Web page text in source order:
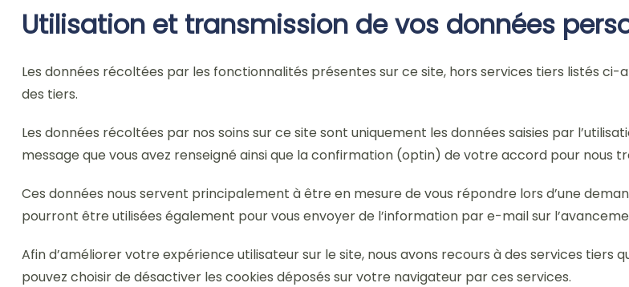
Utilisation et transmission de vos données
Les données récoltées par les fonctionnalités présentes sur ce site, hors services tiers listés
des tiers.
Les données récoltées par nos soins sur ce site sont uniquement les données saisies par
message que vous avez renseigné ainsi que la confirmation (optin) de votre accord pour nous
Ces données nous servent principalement à être en mesure de vous répondre lors d’une
pourront être utilisées également pour vous envoyer de l’information par e-mail sur
Afin d’améliorer votre expérience utilisateur sur le site, nous avons recours à des services
pouvez choisir de désactiver les cookies déposés sur votre navigateur par ces services.